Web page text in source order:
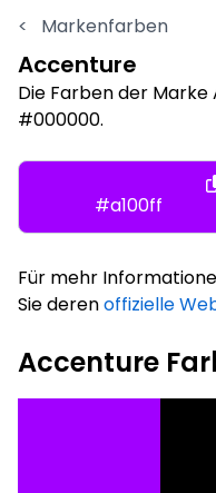
< Markenfarben
Accenture
Die Farben der
#000000.
#a100ff
Für mehr
Sie derenoffizielle
Accenture